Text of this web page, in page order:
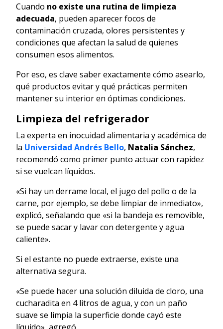
Cuando no existe una rutina de limpieza
adecuada, pueden aparecer focos de
contaminación cruzada, olores persistentes y
condiciones que afectan la salud de quienes
consumen esos alimentos.
Por eso, es clave saber exactamente cómo asearlo,
qué productos evitar y qué prácticas permiten
mantener su interior en óptimas condiciones.
Limpieza del refrigerador
La experta en inocuidad alimentaria y académica de
la Universidad Andrés Bello, Natalia Sánchez,
recomendó como primer punto actuar con rapidez
si se vuelcan líquidos.
«Si hay un derrame local, el jugo del pollo o de la
carne, por ejemplo, se debe limpiar de inmediato»,
explicó, señalando que «si la bandeja es removible,
se puede sacar y lavar con detergente y agua
caliente».
Si el estante no puede extraerse, existe una
alternativa segura.
«Se puede hacer una solución diluida de cloro, una
cucharadita en 4 litros de agua, y con un paño
suave se limpia la superficie donde cayó este